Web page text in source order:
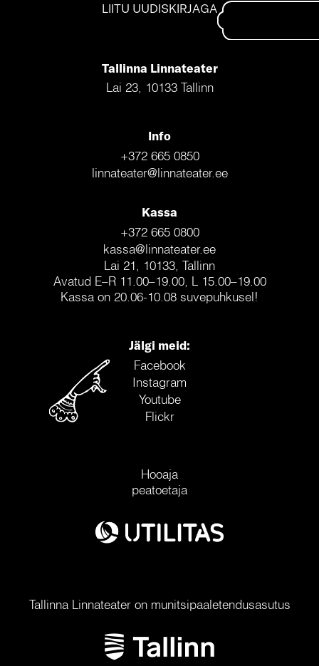
Tallinna Linnateater
Lai 23, 10133 Tallinn
Info
+372 665 0850
linnateater@linnateater.ee
Kassa
+372 665 0800
kassa@linnateater.ee
Lai 21, 10133, Tallinn
Avatud E–R 11.00–19.00, L 15.00–19.00
Kassa on 20.06-10.08 suvepuhkusel!
Jälgi meid:
Facebook
Instagram
Youtube
Flickr
LIITU UUDISKIRJAGA
Hooaja
peatoetaja
Tallinna Linnateater on munitsipaaletendusasutus